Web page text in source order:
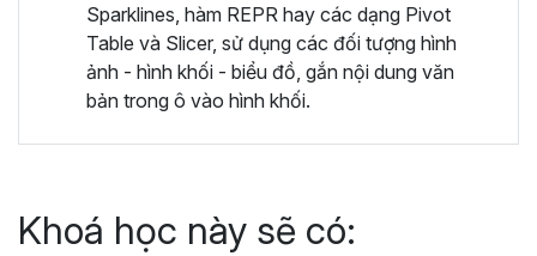
Sparklines, hàm REPR hay các dạng Pivot
Table và Slicer, sử dụng các đối tượng hình
ảnh - hình khối - biểu đồ, gắn nội dung văn
bản trong ô vào hình khối.
Khoá học này sẽ có: